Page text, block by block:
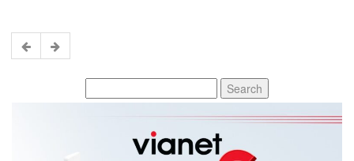
for: